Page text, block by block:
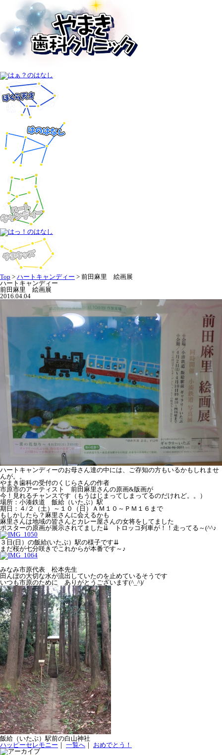
Top > ハートキャンディー > 前田麻里 絵画展
ハートキャンディー
前田麻里 絵画展
2016.04.04
ハートキャンディーのお母さん達の中には、ご存知の方もいるかもしれませ
んが。。
やまき歯科の受付のくじらさんの作者
市原市のアーティスト 前田麻里さんの原画&版画が
今！見れるチャンスです（もうはじまってしまってるのだけれど。。）
場所：小湊鉄道 飯給（いたぶ）駅
期日：４/２（土）～１０（日）ＡＭ１０～ＰＭ１６まで
もしかしたら？麻里さんに会えるかも
麻里さんは地域の皆さんとカレー屋さんの女将をしてました
ポスターの原画が展示されてました⇊ トロッコ列車が！！走ってる～(^^♪
３日(日）の飯給(いたぶ）駅の様子です⇊
まだ桜が七分咲きでこれからが本番です～♪
みなみ市原代表 松本先生
田んぼの大切な水が流出していたのを止めているそうです
いつも市原のために ありがとうございます(^_^)/
飯給（いたぶ）駅前の白山神社
ハッピーセレモニー ｜ 一覧へ ｜ おめでとう！